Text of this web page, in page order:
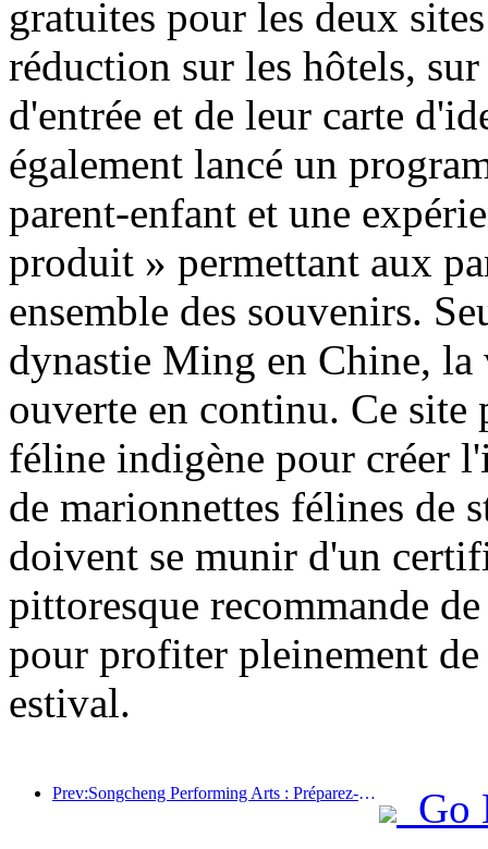
gratuites pour les deux
réduction sur les hôtels,
d'entrée et de leur carte
également lancé un
parent-enfant et une
produit » permettant aux
ensemble des souvenirs.
dynastie Ming en Chine, la
ouverte en continu. Ce
féline indigène pour créer
de marionnettes félines de
doivent se munir d'un
pittoresque recommande
pour profiter pleinement
estival.
Prev:Songcheng Performing Arts : Préparez-vous à la fois au contenu du marché et à celui des événements pendant la haute saison touristique estivale
Go